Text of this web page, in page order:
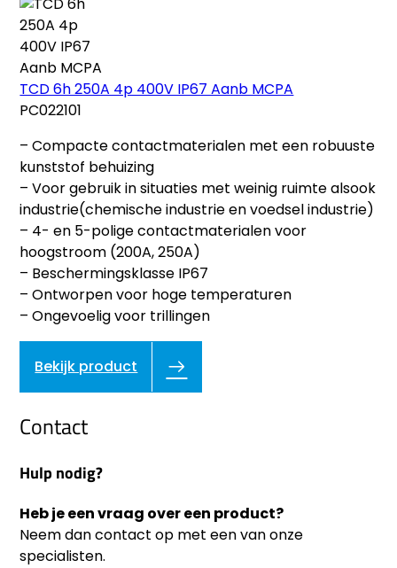
TCD 6h 250A 4p 400V IP67 Aanb MCPA
PC022101
– Compacte contactmaterialen met een robuuste
kunststof behuizing
– Voor gebruik in situaties met weinig ruimte alsook
industrie(chemische industrie en voedsel industrie)
– 4- en 5-polige contactmaterialen voor
hoogstroom (200A, 250A)
– Beschermingsklasse IP67
– Ontworpen voor hoge temperaturen
– Ongevoelig voor trillingen
Bekijk product
Contact
Hulp nodig?
Heb je een vraag over een product?
Neem dan contact op met een van onze
specialisten.